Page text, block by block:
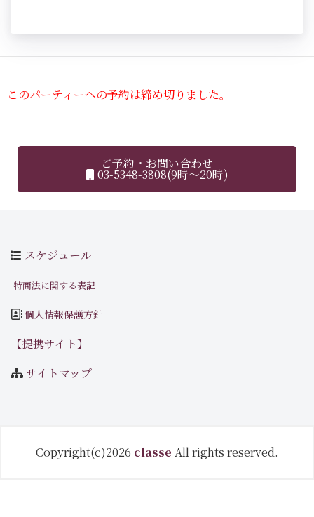
このパーティーへの予約は締め切りました。
ご予約・お問い合わせ
03-5348-3808(9時～20時)
スケジュール
特商法に関する表記
個人情報保護方針
【提携サイト】
サイトマップ
Copyright(c)2026 classe All rights reserved.